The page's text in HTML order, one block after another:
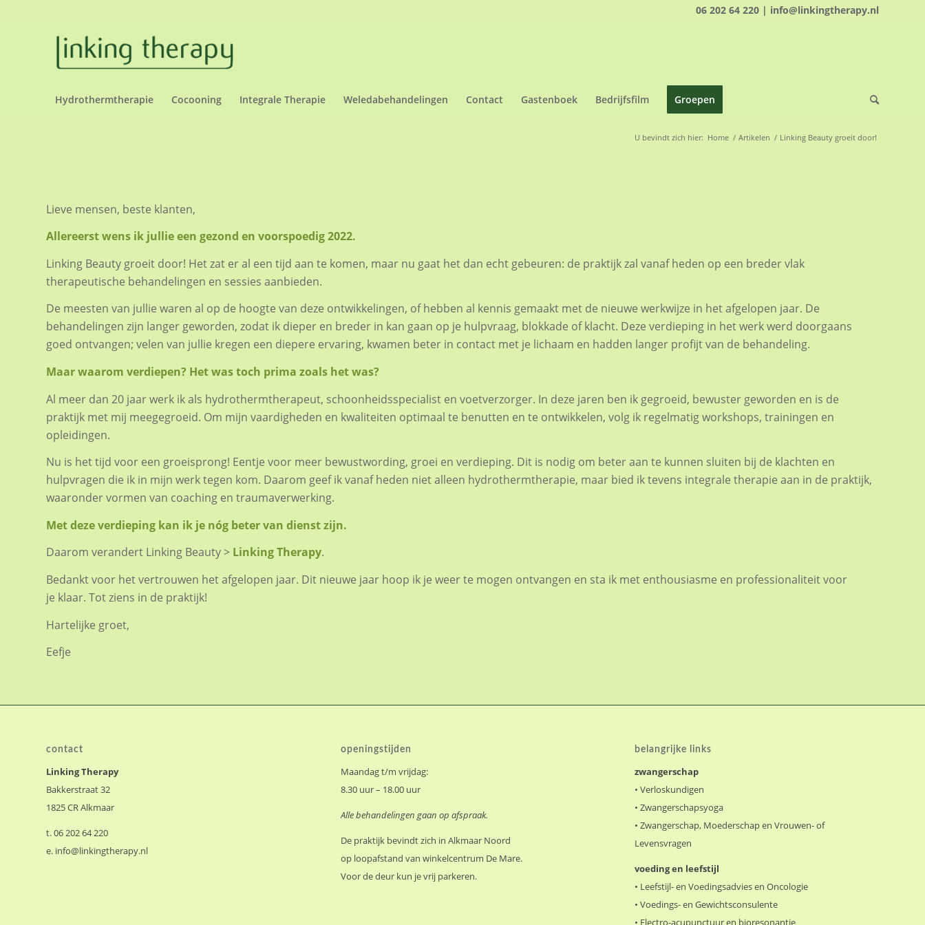
06 202 64 220 | info@linkingtherapy.nl
Hydrothermtherapie Cocooning Integrale Therapie Weledabehandelingen Contact Gastenboek Bedrijfsfilm Groepen
U bevindt zich hier: Home / Artikelen / Linking Beauty groeit door!
Lieve mensen, beste klanten,
Allereerst wens ik jullie een gezond en voorspoedig 2022.
Linking Beauty groeit door! Het zat er al een tijd aan te komen, maar nu gaat het dan echt gebeuren: de praktijk zal vanaf heden op een breder vlak
therapeutische behandelingen en sessies aanbieden.
De meesten van jullie waren al op de hoogte van deze ontwikkelingen, of hebben al kennis gemaakt met de nieuwe werkwijze in het afgelopen jaar. De
behandelingen zijn langer geworden, zodat ik dieper en breder in kan gaan op je hulpvraag, blokkade of klacht. Deze verdieping in het werk werd doorgaans
goed ontvangen; velen van jullie kregen een diepere ervaring, kwamen beter in contact met je lichaam en hadden langer profijt van de behandeling.
Maar waarom verdiepen? Het was toch prima zoals het was?
Al meer dan 20 jaar werk ik als hydrothermtherapeut, schoonheidsspecialist en voetverzorger. In deze jaren ben ik gegroeid, bewuster geworden en is de
praktijk met mij meegegroeid. Om mijn vaardigheden en kwaliteiten optimaal te benutten en te ontwikkelen, volg ik regelmatig workshops, trainingen en
opleidingen.
Nu is het tijd voor een groeisprong! Eentje voor meer bewustwording, groei en verdieping. Dit is nodig om beter aan te kunnen sluiten bij de klachten en
hulpvragen die ik in mijn werk tegen kom. Daarom geef ik vanaf heden niet alleen hydrothermtherapie, maar bied ik tevens integrale therapie aan in de praktijk,
waaronder vormen van coaching en traumaverwerking.
Met deze verdieping kan ik je nóg beter van dienst zijn.
Daarom verandert Linking Beauty > Linking Therapy.
Bedankt voor het vertrouwen het afgelopen jaar. Dit nieuwe jaar hoop ik je weer te mogen ontvangen en sta ik met enthousiasme en professionaliteit voor
je klaar. Tot ziens in de praktijk!
Hartelijke groet,
Eefje
contact
Linking Therapy
Bakkerstraat 32
1825 CR Alkmaar
t. 06 202 64 220
e. info@linkingtherapy.nl
openingstijden
Maandag t/m vrijdag:
8.30 uur – 18.00 uur
Alle behandelingen gaan op afspraak.
De praktijk bevindt zich in Alkmaar Noord
op loopafstand van winkelcentrum De Mare.
Voor de deur kun je vrij parkeren.
belangrijke links
zwangerschap
•Verloskundigen
•Zwangerschapsyoga
•Zwangerschap, Moederschap en Vrouwen- of
Levensvragen
voeding en leefstijl
• Leefstijl- en Voedingsadvies en Oncologie
•Voedings- en Gewichtsconsulente
• Electro-acupunctuur en bioresonantie